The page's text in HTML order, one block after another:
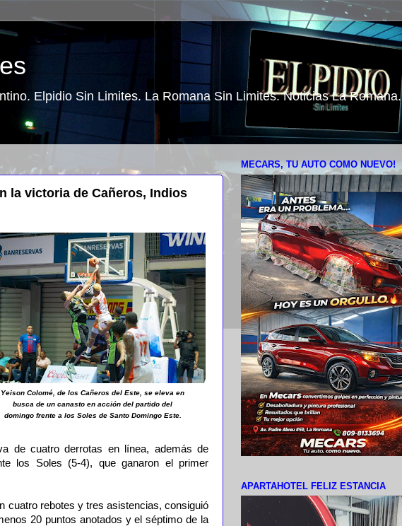
Elpidio Sin Limites. La Romana Sin Limites. Noticias La Romana.
la victoria de Cañeros, Indios
Yeison Colomé, de los Cañeros del Este, se eleva en
busca de un canasto en acción del partido del
domingo frente a los Soles de Santo Domingo Este.
de cuatro derrotas en línea, además de
los Soles (5-4), que ganaron el primer
cuatro rebotes y tres asistencias, consiguió
20 puntos anotados y el séptimo de la
MECARS, TU AUTO COMO NUEVO!
APARTAHOTEL FELIZ ESTANCIA